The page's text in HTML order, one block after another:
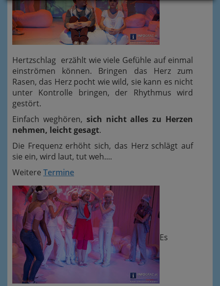
Hertzschlag erzählt wie viele Gefühle auf einmal
einströmen können. Bringen das Herz zum
Rasen, das Herz pocht wie wild, sie kann es nicht
unter Kontrolle bringen, der Rhythmus wird
gestört.
Einfach weghören, sich nicht alles zu Herzen
nehmen, leicht gesagt.
Die Frequenz erhöht sich, das Herz schlägt auf
sie ein, wird laut, tut weh....
Weitere Termine
Es